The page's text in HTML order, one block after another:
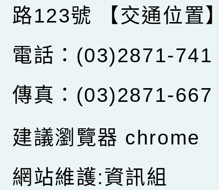
路123號
【交通位置
電話：(03)2871-741
傳真：(03)2871-667
建議瀏覽器 chrome
網站維護:資訊組